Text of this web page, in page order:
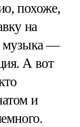
похоже,
на
музыка —
А вот
и